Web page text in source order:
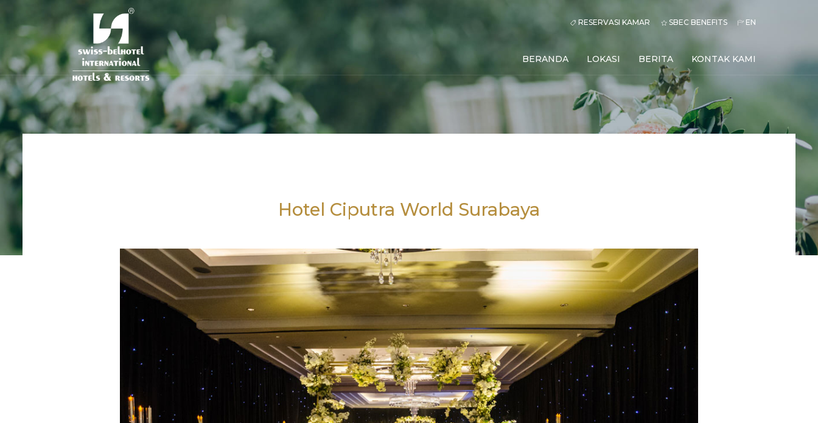
RESERVASI KAMAR SBEC BENEFITS EN
BERANDA LOKASI BERITA KONTAK KAMI
Hotel Ciputra World Surabaya